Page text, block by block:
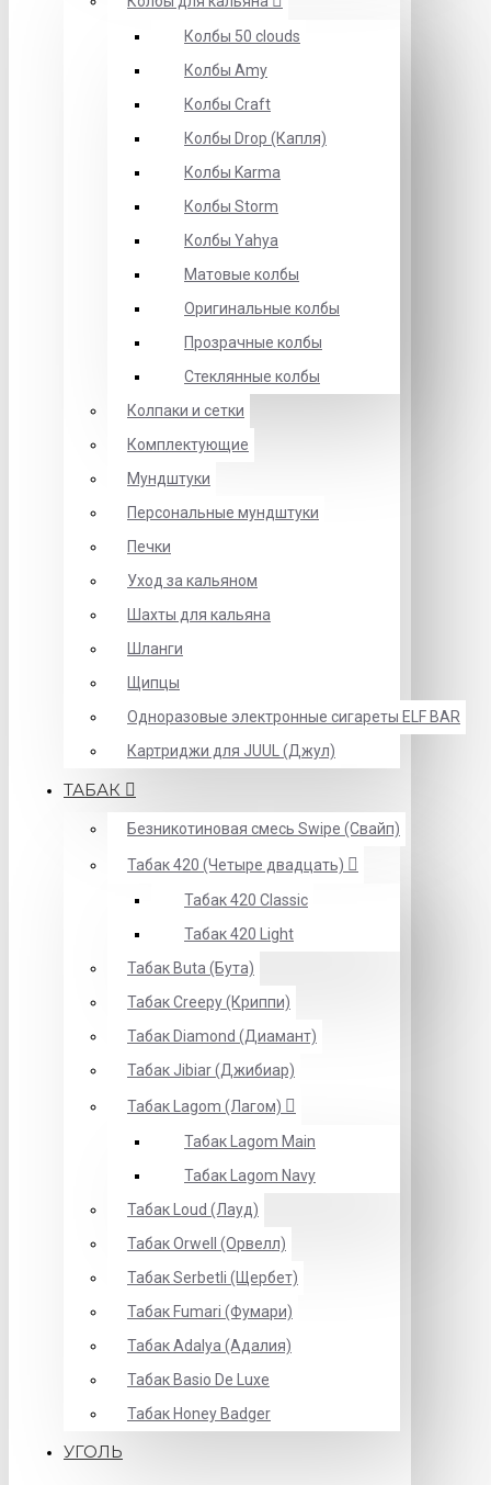
Колбы 50 clouds
Колбы Amy
Колбы Craft
Колбы Drop (Капля)
Колбы Karma
Колбы Storm
Колбы Yahya
Матовые колбы
Оригинальные колбы
Прозрачные колбы
Стеклянные колбы
Колпаки и сетки
Комплектующие
Мундштуки
Персональные мундштуки
Печки
Уход за кальяном
Шахты для кальяна
Шланги
Щипцы
Одноразовые электронные сигареты ELF BAR
Картриджи для JUUL (Джул)
ТАБАК
Безникотиновая смесь Swipe (Свайп)
Табак 420 (Четыре двадцать)
Табак 420 Classic
Табак 420 Light
Табак Buta (Бута)
Табак Creepy (Криппи)
Табак Diamond (Диамант)
Табак Jibiar (Джибиар)
Табак Lagom (Лагом)
Табак Lagom Main
Табак Lagom Navy
Табак Loud (Лауд)
Табак Orwell (Орвелл)
Табак Serbetli (Щербет)
Табак Fumari (Фумари)
Табак Adalya (Адалия)
Табак Basio De Luxe
Табак Honey Badger
УГОЛЬ